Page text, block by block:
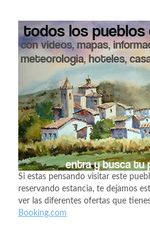
Si estas pensando visitar este
reservando estancia, te dejamos
ver las diferentes ofertas que
Booking.com